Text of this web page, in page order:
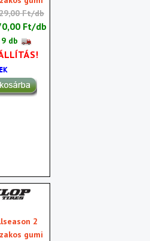
Ft/db
Ft/db
db
2
gumi